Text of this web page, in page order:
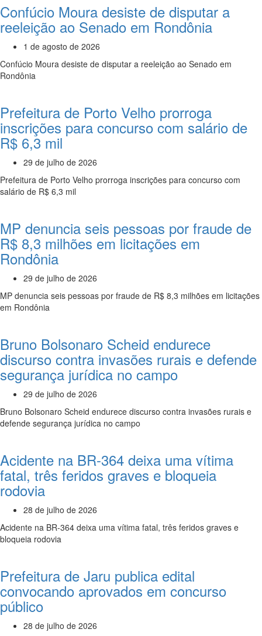
Confúcio Moura desiste de disputar a
reeleição ao Senado em Rondônia
1 de agosto de 2026
Confúcio Moura desiste de disputar a reeleição ao Senado em
Rondônia
Prefeitura de Porto Velho prorroga
inscrições para concurso com salário de
R$ 6,3 mil
29 de julho de 2026
Prefeitura de Porto Velho prorroga inscrições para concurso com
salário de R$ 6,3 mil
MP denuncia seis pessoas por fraude de
R$ 8,3 milhões em licitações em
Rondônia
29 de julho de 2026
MP denuncia seis pessoas por fraude de R$ 8,3 milhões em licitações
em Rondônia
Bruno Bolsonaro Scheid endurece
discurso contra invasões rurais e defende
segurança jurídica no campo
29 de julho de 2026
Bruno Bolsonaro Scheid endurece discurso contra invasões rurais e
defende segurança jurídica no campo
Acidente na BR-364 deixa uma vítima
fatal, três feridos graves e bloqueia
rodovia
28 de julho de 2026
Acidente na BR-364 deixa uma vítima fatal, três feridos graves e
bloqueia rodovia
Prefeitura de Jaru publica edital
convocando aprovados em concurso
público
28 de julho de 2026